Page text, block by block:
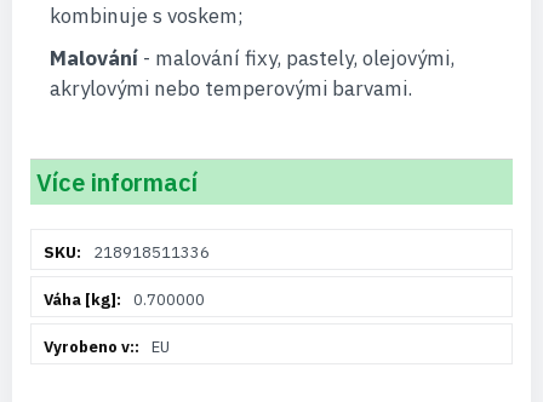
kombinuje s voskem;
Malování- malování fixy, pastely, olejovými,
akrylovými nebo temperovými barvami.
Více informací
informací218918511336
0.700000
EU